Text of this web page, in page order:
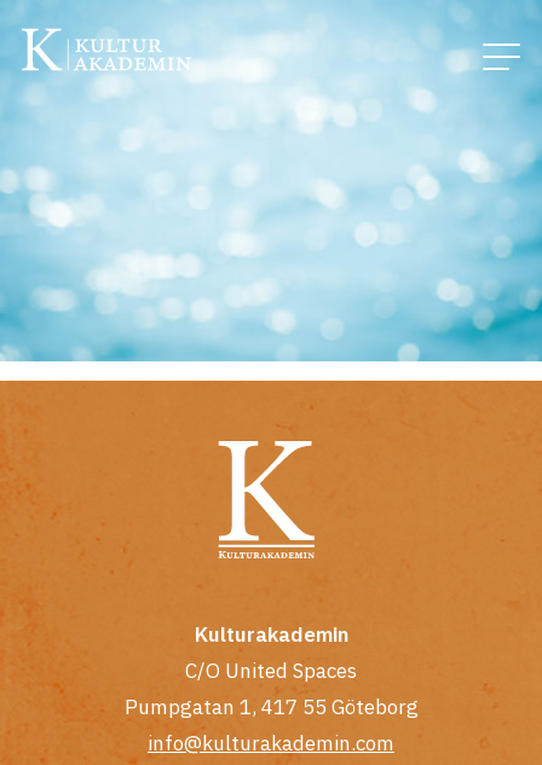
Kulturakademin
C/O United Spaces
Pumpgatan 1, 417 55 Göteborg
info@kulturakademin.com